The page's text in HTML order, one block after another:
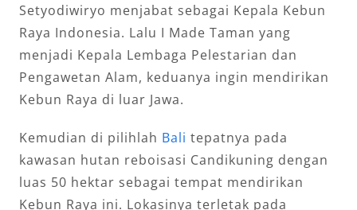
Setyodiwiryo menjabat sebagai Kepala Kebun
Raya Indonesia. Lalu I Made Taman yang
menjadi Kepala Lembaga Pelestarian dan
Pengawetan Alam, keduanya ingin mendirikan
Kebun Raya di luar Jawa.
Kemudian di pilihlah Bali tepatnya pada
kawasan hutan reboisasi Candikuning dengan
luas 50 hektar sebagai tempat mendirikan
Kebun Raya ini. Lokasinya terletak pada